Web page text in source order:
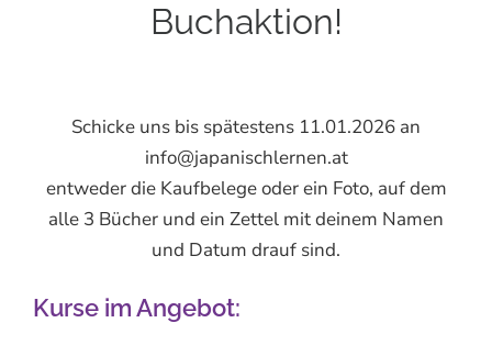
Buchaktion!
Schicke uns bis spätestens 11.01.2026 an
info@japanischlernen.at
entweder die Kaufbelege oder ein Foto, auf dem
alle 3 Bücher und ein Zettel mit deinem Namen
und Datum drauf sind.
Kurse im Angebot: